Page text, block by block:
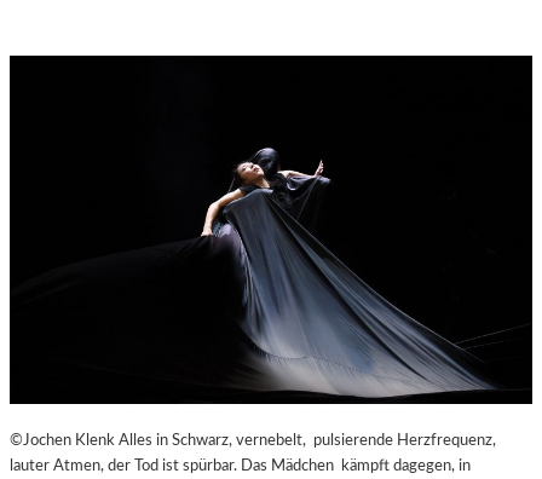
©Jochen Klenk Alles in Schwarz, vernebelt, pulsierende Herzfrequenz,
lauter Atmen, der Tod ist spürbar. Das Mädchen kämpft dagegen, in